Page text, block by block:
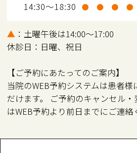
14:30～18:30 ● ● ● ●
▲ ：土曜午後は14:00～17:00
休診日：日曜、祝日
【ご予約にあたってのご案内】
当院のWEB予約システムは患者
だけます。 ご予約のキャンセル
はWEB予約より前日までにご連絡